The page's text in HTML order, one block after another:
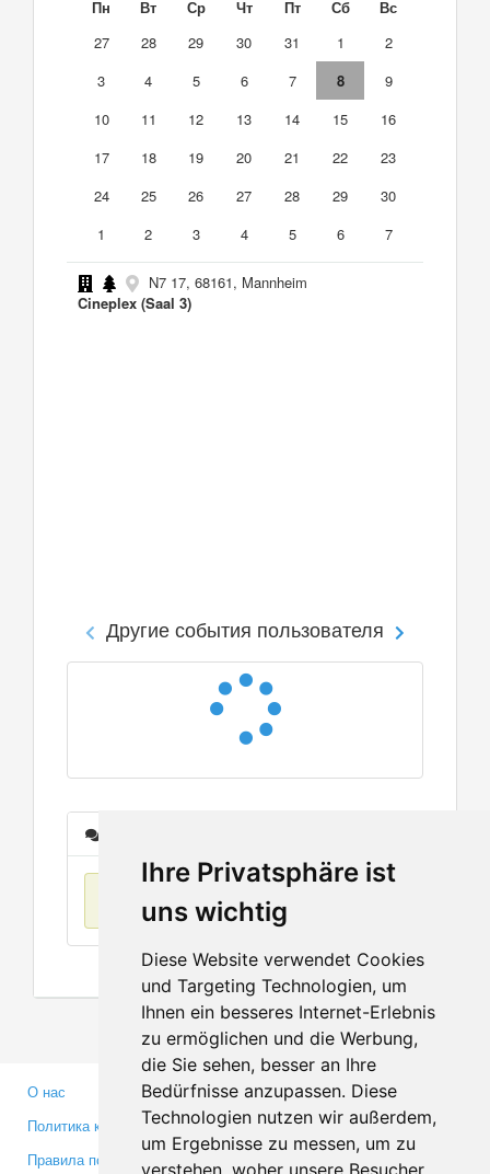
Ihre Privatsphäre ist
uns wichtig
Diese Website verwendet Cookies
und Targeting Technologien, um
Ihnen ein besseres Internet-Erlebnis
zu ermöglichen und die Werbung,
die Sie sehen, besser an Ihre
Bedürfnisse anzupassen. Diese
Technologien nutzen wir außerdem,
um Ergebnisse zu messen, um zu
verstehen, woher unsere Besucher
Пн Вт Ср Чт Пт Сб
Вс
27
28 29 30 31 1
2
3
4 5 6 7 8
9
10
11 12 13 14 15
16
17
18 19 20 21 22
23
24
25 26 27 28 29
30
1
2 3 4 5 6 7
N7 17, 68161, Mannheim
Cineplex (Saal 3)
Другие события пользователя
Нет данных
О нас
Политика конфиденциальности
Правила пользования
Партнерам
Инвесторам